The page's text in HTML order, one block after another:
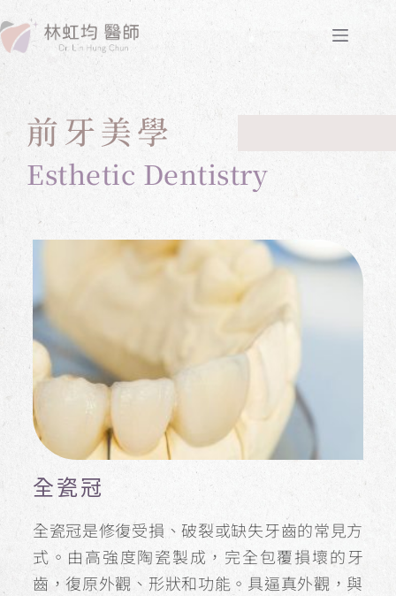
前牙美學
Esthetic Dentistry
全瓷冠
全瓷冠是修復受損、破裂或缺失牙齒的常見方
式。由高強度陶瓷製成，完全包覆損壞的牙
齒，復原外觀、形狀和功能。具逼真外觀，與